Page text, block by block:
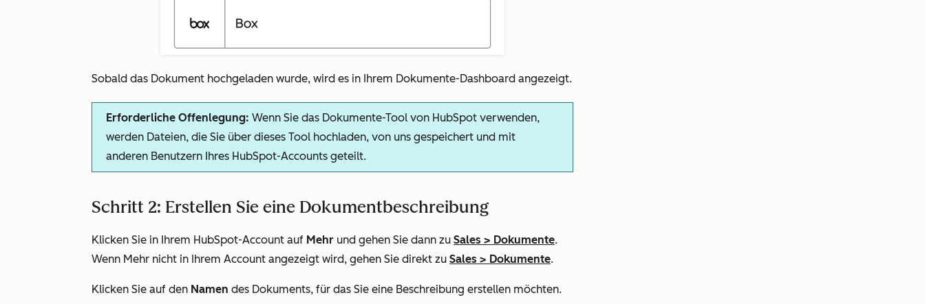
Sobald das Dokument hochgeladen wurde, wird es in Ihrem Dokumente-Dashboard angezeigt.
Erforderliche Offenlegung: Wenn Sie das Dokumente-Tool von HubSpot verwenden,
werden Dateien, die Sie über dieses Tool hochladen, von uns gespeichert und mit
anderen Benutzern Ihres HubSpot-Accounts geteilt.
Schritt 2: Erstellen Sie eine Dokumentbeschreibung
Klicken Sie in Ihrem HubSpot-Account auf Mehr und gehen Sie dann zu Sales > Dokumente.
Wenn Mehr nicht in Ihrem Account angezeigt wird, gehen Sie direkt zu Sales > Dokumente.
Klicken Sie auf den Namen des Dokuments, für das Sie eine Beschreibung erstellen möchten.